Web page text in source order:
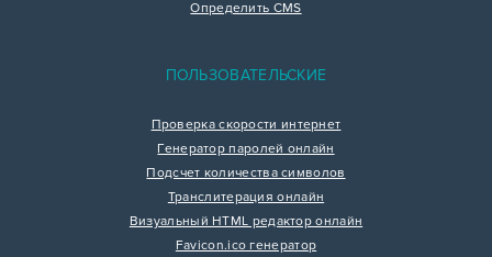
Определить CMS
ПОЛЬЗОВАТЕЛЬСКИЕ
Проверка скорости интернет
Генератор паролей онлайн
Подсчет количества символов
Транслитерация онлайн
Визуальный HTML редактор онлайн
Favicon.ico генератор